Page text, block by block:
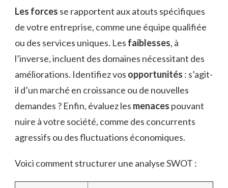
Les forces se rapportent aux atouts spécifiques
de votre entreprise, comme une équipe qualifiée
ou des services uniques. Les faiblesses, à
l’inverse, incluent des domaines nécessitant des
améliorations. Identifiez vos opportunités : s’agit-
il d’un marché en croissance ou de nouvelles
demandes ? Enfin, évaluez les menaces pouvant
nuire à votre société, comme des concurrents
agressifs ou des fluctuations économiques.
Voici comment structurer une analyse SWOT :